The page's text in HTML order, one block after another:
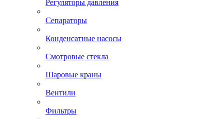
Регуляторы давления
Сепараторы
Конденсатные насосы
Смотровые стекла
Шаровые краны
Вентили
Фильтры